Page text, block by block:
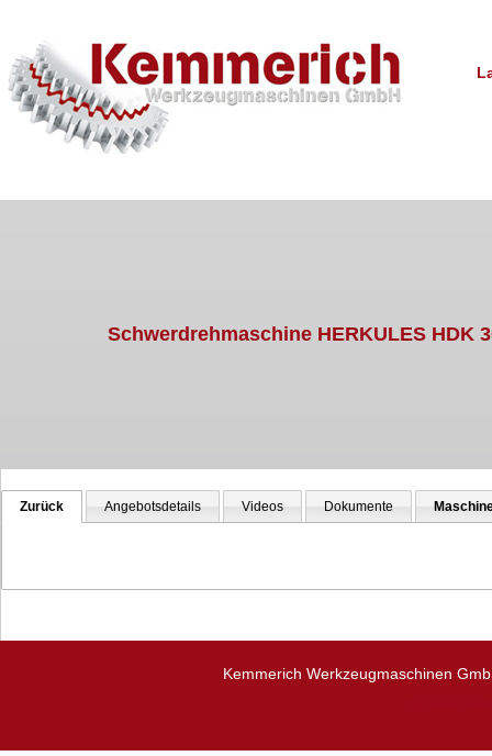
Schwerdrehmaschine HERKULES HDK
Zurück Angebotsdetails Videos Dokumente
Kemmerich Werkzeugmaschinen